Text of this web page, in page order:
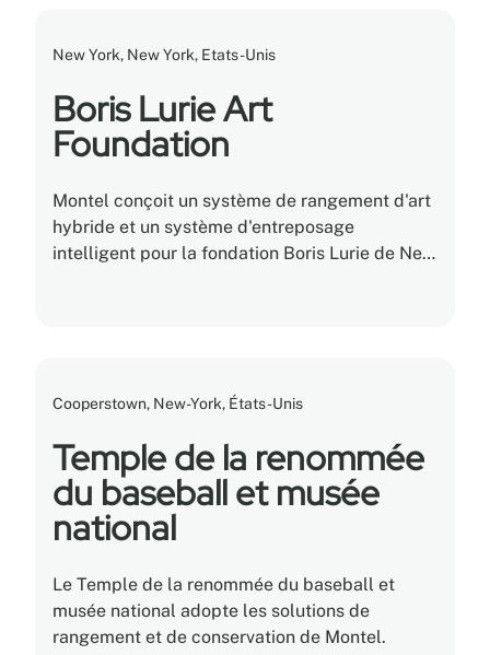
New York, New York, Etats-Unis
Boris Lurie Art
Foundation
Montel conçoit un système de rangement d'art
hybride et un système d'entreposage
intelligent pour la fondation Boris Lurie de New
Cooperstown, New-York, États-Unis
Temple de la renommée
du baseball et musée
national
Le Temple de la renommée du baseball et
musée national adopte les solutions de
rangement et de conservation de Montel.